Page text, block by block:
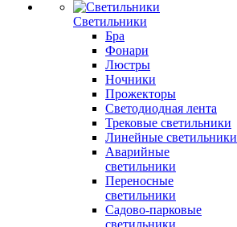
Светильники
Бра
Фонари
Люстры
Ночники
Прожекторы
Светодиодная лента
Трековые светильники
Линейные светильники
Аварийные
светильники
Переносные
светильники
Садово-парковые
светильники